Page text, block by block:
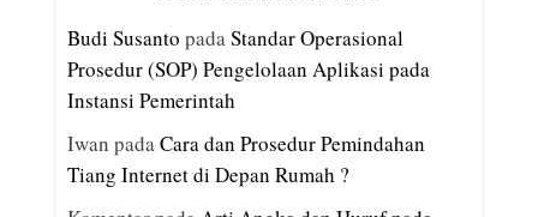
Budi Susanto padaStandar Operasional
Prosedur (SOP) Pengelolaan Aplikasi pada
Instansi Pemerintah
Iwan padaCara dan Prosedur Pemindahan
Tiang Internet di Depan Rumah ?